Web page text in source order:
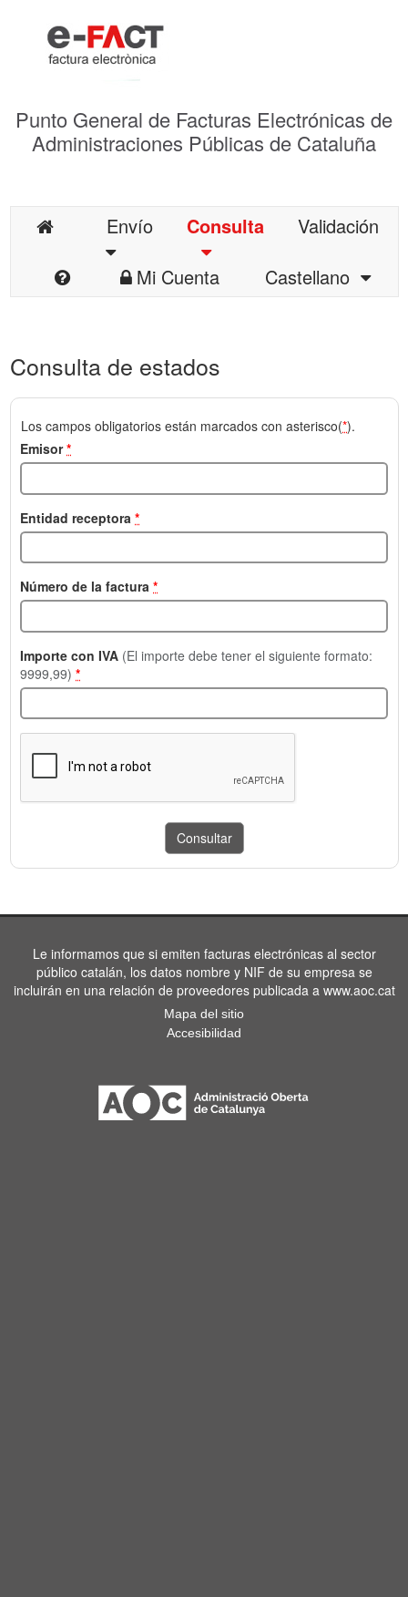
Punto General de Facturas Electrónicas de
Administraciones Públicas de Cataluña
Envío Consulta
Validación
Mi Cuenta
Castellano
Consulta de estados
Los campos obligatorios están marcados con asterisco(*).
Emisor*
Entidad receptora *
Número de la factura *
Importe con IVA (El importe debe tener el siguiente formato:
9999,99) *
Le informamos que si emiten facturas electrónicas al sector
público catalán, los datos nombre y NIF de su empresa se
incluirán en una relación de proveedores publicada a www.aoc.cat
Mapa del sitio
Accesibilidad